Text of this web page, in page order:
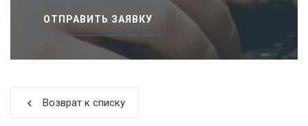
ОТПРАВИТЬ ЗАЯВКУ
chevron_left Возврат к списку